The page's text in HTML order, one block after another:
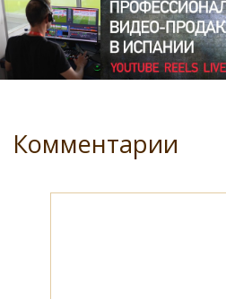
Комментарии